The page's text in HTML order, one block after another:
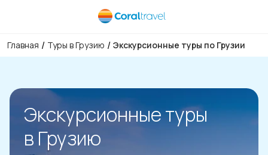
Главная / Туры в Грузию / Экскурсионные туры по Грузии
Экскурсионные туры
в Грузию